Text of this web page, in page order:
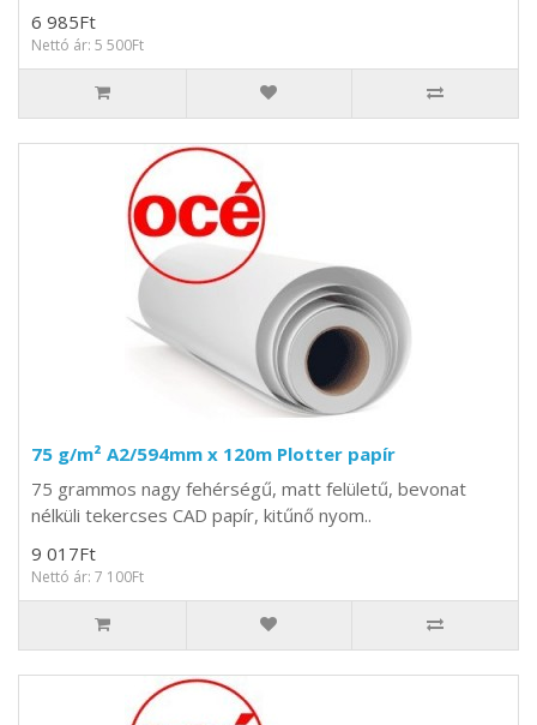
6 985Ft
Nettó ár: 5 500Ft
75 g/m² A2/594mm x 120m Plotter papír
75 grammos nagy fehérségű, matt felületű, bevonat
nélküli tekercses CAD papír, kitűnő nyom..
9 017Ft
Nettó ár: 7 100Ft